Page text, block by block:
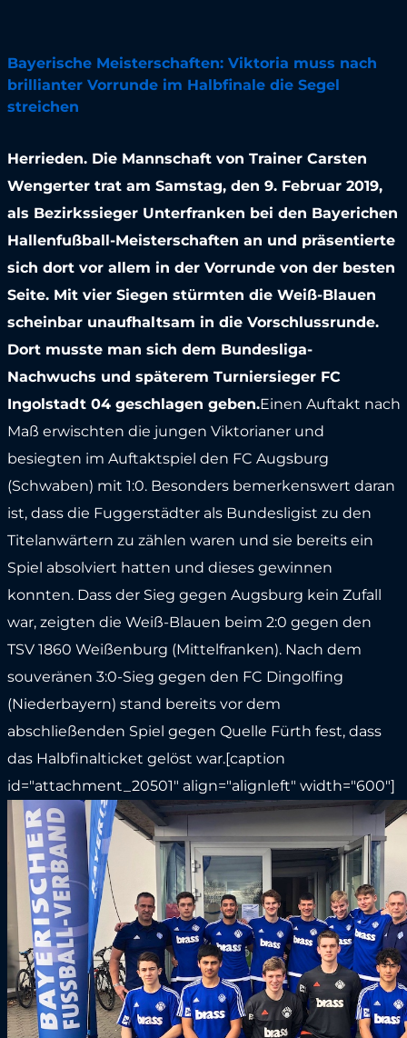
Bayerische Meisterschaften: Viktoria muss nach
brillianter Vorrunde im Halbfinale die Segel
streichen
Herrieden. Die Mannschaft von Trainer Carsten
Wengerter trat am Samstag, den 9. Februar 2019,
als Bezirkssieger Unterfranken bei den Bayerichen
Hallenfußball-Meisterschaften an und präsentierte
sich dort vor allem in der Vorrunde von der besten
Seite. Mit vier Siegen stürmten die Weiß-Blauen
scheinbar unaufhaltsam in die Vorschlussrunde.
Dort musste man sich dem Bundesliga-
Nachwuchs und späterem Turniersieger FC
Ingolstadt 04 geschlagen geben.Einen Auftakt nach
Maß erwischten die jungen Viktorianer und
besiegten im Auftaktspiel den FC Augsburg
(Schwaben) mit 1:0. Besonders bemerkenswert daran
ist, dass die Fuggerstädter als Bundesligist zu den
Titelanwärtern zu zählen waren und sie bereits ein
Spiel absolviert hatten und dieses gewinnen
konnten. Dass der Sieg gegen Augsburg kein Zufall
war, zeigten die Weiß-Blauen beim 2:0 gegen den
TSV 1860 Weißenburg (Mittelfranken). Nach dem
souveränen 3:0-Sieg gegen den FC Dingolfing
(Niederbayern) stand bereits vor dem
abschließenden Spiel gegen Quelle Fürth fest, dass
das Halbfinalticket gelöst war.[caption
id="attachment_20501" align="alignleft" width="600"]